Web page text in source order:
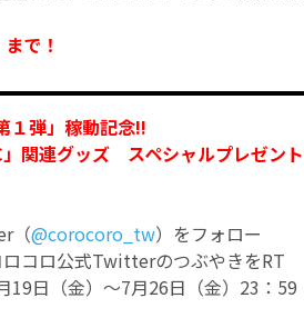
で！
１弾」稼動記念!!
」関連グッズ スペシャルプレゼン
（@corocoro_tw）をフォロー
コロ公式TwitterのつぶやきをRT
日（金）～7月26日（金）23：59